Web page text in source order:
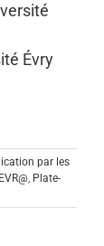
Évry
par les
, Plate-